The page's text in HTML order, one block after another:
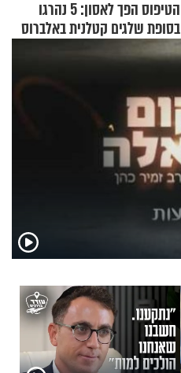
הטיפוס הפך לאסון: 5 נהרגו
בסופת שלגים קטלנית באלברוס